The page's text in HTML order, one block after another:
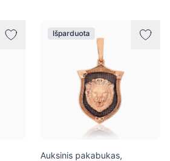
Išparduota
Auksinis pakabukas,